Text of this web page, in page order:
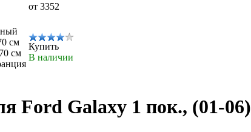
от 3352
см
см
Купить
В наличии
Ford Galaxy 1 пок., (01-06)